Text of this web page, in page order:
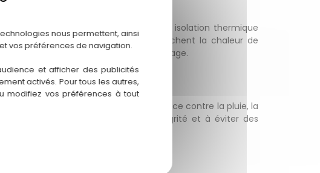
sont conçus pour offrir une isolation thermique
long de l'année. En hiver, ils empêchent la chaleur de
à la climatisation ou au chauffage.
agissent comme une barrière efficace contre la pluie, la
ils contribuent à préserver son intégrité et à éviter des
d'eau potentielles.
nous permettent, ainsi
vos préférences de navigation.
et afficher des publicités
activés. Pour tous les autres,
modifiez vos préférences à tout